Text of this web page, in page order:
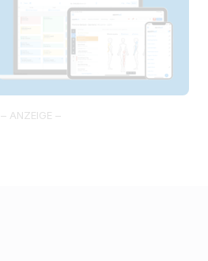
– ANZEIGE –